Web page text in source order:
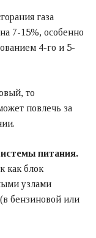
газа
7-15%, особенно
4-го и 5-
то
повлечь за
питания.
как блок
узлами
бензиновой или